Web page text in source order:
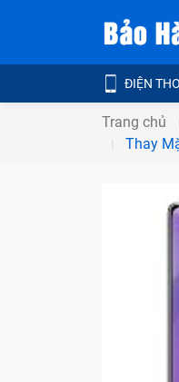
ĐIỆN
Trang chủ
Thay